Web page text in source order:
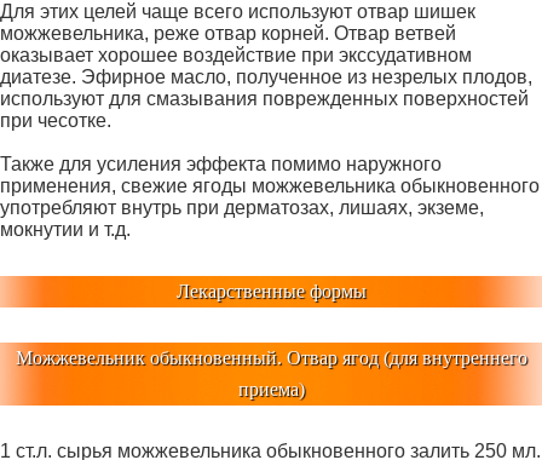
Для этих целей чаще всего используют отвар шишек
можжевельника, реже отвар корней. Отвар ветвей
оказывает хорошее воздействие при экссудативном
диатезе. Эфирное масло, полученное из незрелых плодов,
используют для смазывания поврежденных поверхностей
при чесотке.
Также для усиления эффекта помимо наружного
применения, свежие ягоды можжевельника обыкновенного
употребляют внутрь при дерматозах, лишаях, экземе,
мокнутии и т.д.
Лекарственные формы
Можжевельник обыкновенный. Отвар ягод (для внутреннего
приема)
1 ст.л. сырья можжевельника обыкновенного залить 250 мл.